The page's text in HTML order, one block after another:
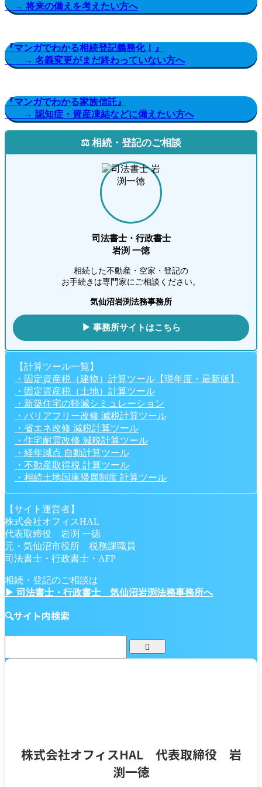
→ 将来の備えを考えたい方へ
『マンガでわかる相続登記義務化！』
→ 名義変更がまだ終わっていない方へ
『マンガでわかる家族信託』
→ 認知症・資産凍結などに備えたい方へ
⚖️ 相続・登記のご相談
司法書士・行政書士
岩渕 一徳
相続した不動産・空家・登記の
お手続きは専門家にご相談ください。
気仙沼岩渕法務事務所
▶ 事務所サイトはこちら
【計算ツール一覧】
・固定資産税（建物）計算ツール【現年度・最新版】
・固定資産税（土地）計算ツール
・新築住宅の軽減シミュレーション
・バリアフリー改修 減税計算ツール
・省エネ改修 減税計算ツール
・住宅耐震改修 減税計算ツール
・経年減点 自動計算ツール
・不動産取得税 計算ツール
・相続土地国庫帰属制度 計算ツール
【サイト運営者】
株式会社オフィスHAL
代表取締役 岩渕 一徳
元・気仙沼市役所 税務課職員
司法書士・行政書士・AFP
相続・登記のご相談は
▶ 司法書士・行政書士 気仙沼岩渕法務事務所へ
🔍サイト内検索
株式会社オフィスHAL 代表取締役 岩
渕一徳